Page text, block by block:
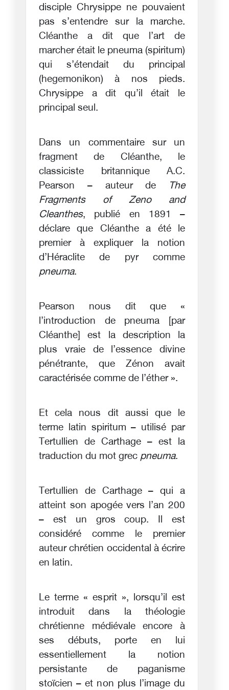
disciple Chrysippe ne pouvaient
pas s’entendre sur la marche.
Cléanthe a dit que l’art de
marcher était le pneuma (spiritum)
qui s’étendait du principal
(hegemonikon) à nos pieds.
Chrysippe a dit qu’il était le
principal seul.
Dans un commentaire sur un
fragment de Cléanthe, le
classiciste britannique A.C.
Pearson – auteur de
The
Fragments of Zeno and
Cleanthes, publié en 1891 –
déclare que Cléanthe a été le
premier à expliquer la notion
d’Héraclite de pyr comme
pneuma.
Pearson nous dit que «
l’introduction de pneuma [par
Cléanthe] est la description la
plus vraie de l’essence divine
pénétrante, que Zénon avait
caractérisée comme de l’éther ».
Et cela nous dit aussi que le
terme latin spiritum – utilisé par
Tertullien de Carthage – est la
traduction du mot grec pneuma.
Tertullien de Carthage – qui a
atteint son apogée vers l’an 200
– est un gros coup. Il est
considéré comme le premier
auteur chrétien occidental à écrire
en latin.
Le terme « esprit », lorsqu’il est
introduit dans la théologie
chrétienne médiévale encore à
ses débuts, porte en lui
essentiellement la notion
persistante de paganisme
stoïcien – et non plus l’image du